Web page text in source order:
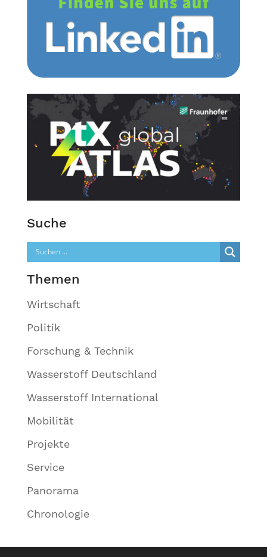
Suche
Themen
Wirtschaft
Politik
Forschung & Technik
Wasserstoff Deutschland
Wasserstoff International
Mobilität
Projekte
Service
Panorama
Chronologie